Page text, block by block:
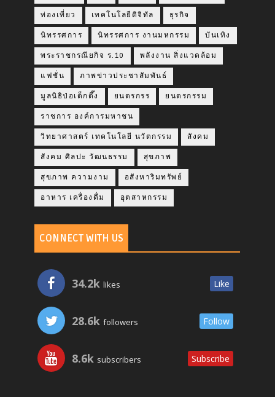
ท่องเที่ยว เทคโนโลยีดิจิทัล ธุรกิจ
นิทรรศการ นิทรรศการ งานมหกรรม บันเทิง
พระราชกรณียกิจ ร.10 พลังงาน สิ่งแวดล้อม
แฟชั่น ภาพข่าวประชาสัมพันธ์
มูลนิธิป่อเต็กตึ๊ง ยนตรกรร ยนตรกรรม
ราชการ องค์การมหาชน
วิทยาศาสตร์ เทคโนโลยี นวัตกรรม สังคม
สังคม ศิลปะ วัฒนธรรม สุขภาพ
สุขภาพ ความงาม อสังหาริมทรัพย์
อาหาร เครื่องดื่ม อุตสาหกรรม
CONNECT WITH US
34.2k likes Like
28.6k followers Follow
8.6k subscribers Subscribe